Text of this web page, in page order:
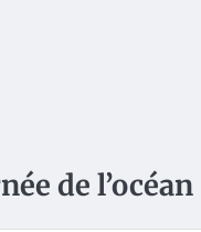
de l’océan